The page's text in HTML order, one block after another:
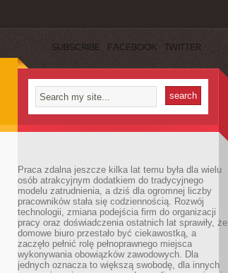
SUBSCRIBE FACEBOOK TWITTER
Praca zdalna jeszcze kilka lat temu była dla wielu
osób atrakcyjnym dodatkiem do tradycyjnego
modelu zatrudnienia, a dziś dla ogromnej liczby
pracowników stała się codziennością. Rozwój
technologii, zmiana podejścia firm do organizacji
pracy oraz doświadczenia ostatnich lat sprawiły, że
domowe biuro przestało być ciekawostką, a
zaczęło pełnić rolę pełnoprawnego miejsca
wykonywania obowiązków zawodowych. Dla
jednych oznacza to większą swobodę, dla innych